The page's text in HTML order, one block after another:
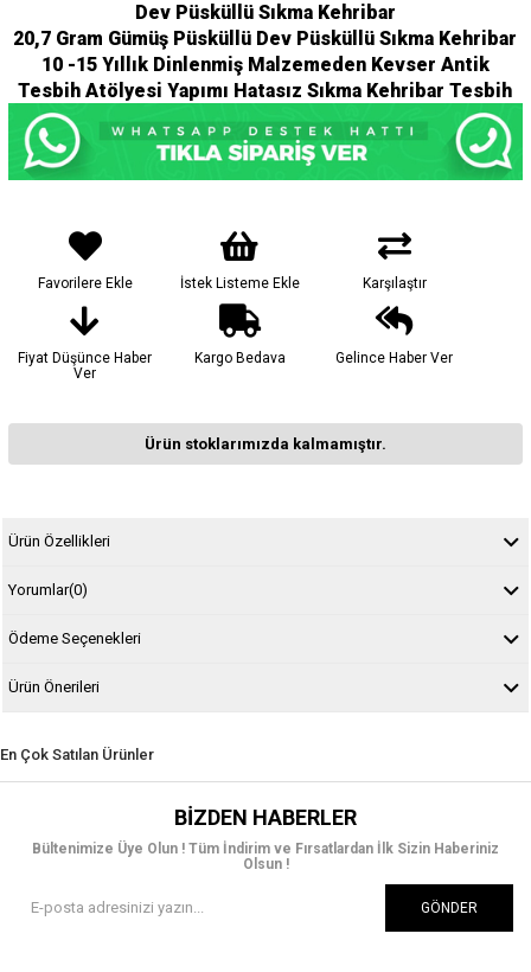
Dev Püsküllü Sıkma Kehribar
20,7 Gram Gümüş Püsküllü Dev Püsküllü Sıkma Kehribar
10 -15 Yıllık Dinlenmiş Malzemeden Kevser Antik
Tesbih Atölyesi Yapımı Hatasız Sıkma Kehribar Tesbih
Favorilere Ekle İstek Listeme Ekle Karşılaştır
Fiyat Düşünce Haber
Ver
Kargo Bedava Gelince Haber Ver
Ürün stoklarımızda kalmamıştır.
Ürün Özellikleri
Yorumlar(0)
Ödeme Seçenekleri
Ürün Önerileri
En Çok Satılan Ürünler
BIZDEN HABERLER
Bültenimize Üye Olun ! Tüm İndirim ve Fırsatlardan İlk Sizin Haberiniz
Olsun !
GÖNDER